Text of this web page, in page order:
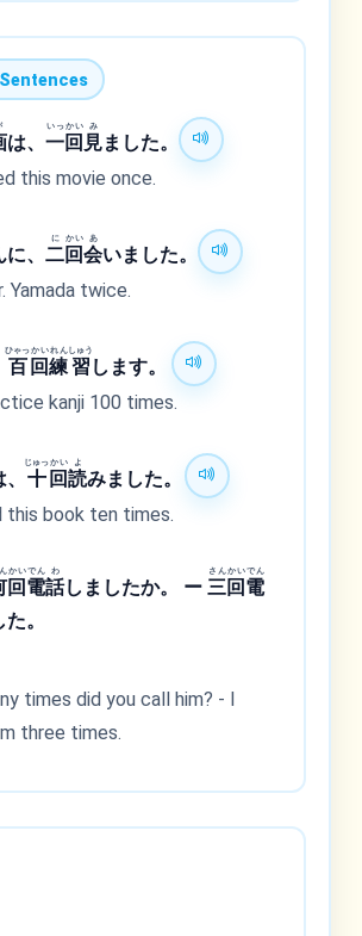
は、一
いっ
回
かい
見
み
ました。
this movie once.
に、二
に
回
かい
会
あ
いました。
Yamada twice.
百
ひゃっ
回
かい
練
れん
習
しゅう
します。
kanji 100 times.
十
じゅっ
回
かい
読
よ
みました。
this book ten times.
回
かい
電
でん
話
わ
しましたか。 ー三
さん
回
かい
電
でん
。
times did you call him? - I
three times.